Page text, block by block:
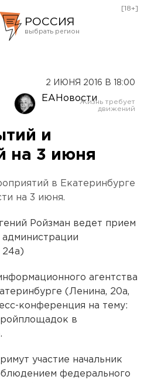
РОССИЯ
Оренбург
[18+]
2 ИЮНЯ 2016 В 18:00
ЕАНовости
и
на 3 июня
в Екатеринбурге
на 3 июня.
Ройзман ведет прием
администрации
24а)
агентства
(Ленина, 20а,
конференция на тему:
в
участие начальник
федерального